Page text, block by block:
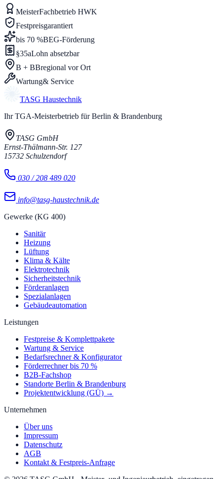
MeisterFachbetrieb HWK
Festpreisgarantiert
bis 70 %BEG-Förderung
§35aLohn absetzbar
B + BBregional vor Ort
Wartung& Service
TASG Haustechnik
Ihr TGA-Meisterbetrieb für Berlin & Brandenburg
TASG GmbH
Ernst-Thälmann-Str. 127
15732 Schulzendorf
030 / 208 489 020
info@tasg-haustechnik.de
Gewerke (KG 400)
Sanitär
Heizung
Lüftung
Klima & Kälte
Elektrotechnik
Sicherheitstechnik
Förderanlagen
Spezialanlagen
Gebäudeautomation
Leistungen
Festpreise & Komplettpakete
Wartung & Service
Bedarfsrechner & Konfigurator
Förderrechner bis 70 %
B2B-Fachshop
Standorte Berlin & Brandenburg
Projektentwicklung (GÜ) →
Unternehmen
Über uns
Impressum
Datenschutz
AGB
Kontakt & Festpreis-Anfrage